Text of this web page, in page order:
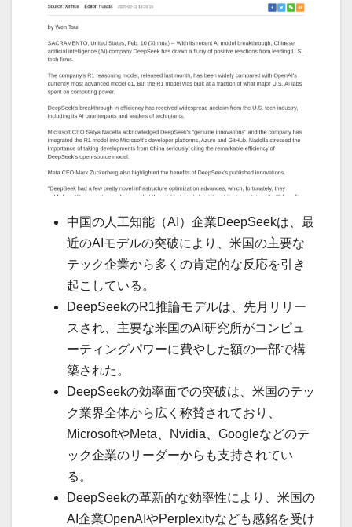
中国の人工知能（AI）企業DeepSeekは、最
近のAIモデルの突破により、米国の主要な
テック企業から多くの肯定的な反応を引き
起こしている。
DeepSeekのR1推論モデルは、先月リリー
スされ、主要な米国のAI研究所がコンピュ
ーティングパワーに費やした額の一部で構
築された。
DeepSeekの効率面での突破は、米国のテッ
ク業界全体から広く称賛されており、
MicrosoftやMeta、Nvidia、Googleなどのテ
ック企業のリーダーからも支持されてい
る。
DeepSeekの革新的な効率性により、米国の
AI企業OpenAIやPerplexityなども感銘を受け